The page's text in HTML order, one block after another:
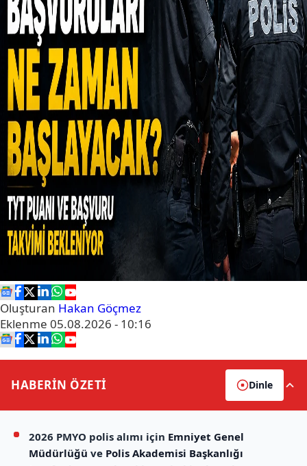
Oluşturan Hakan Göçmez
Eklenme 05.08.2026 - 10:16
HABERİN ÖZETİ Dinle
2026 PMYO polis alımı için Emniyet Genel
Müdürlüğü ve Polis Akademisi Başkanlığı